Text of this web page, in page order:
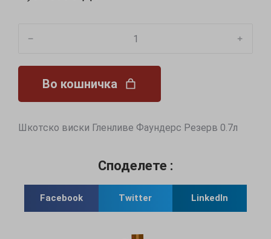
﹣ ﹢
Во кошничка
Шкотско виски Гленливе Фаундерс Резерв 0.7л
Споделете :
Facebook Twitter LinkedIn